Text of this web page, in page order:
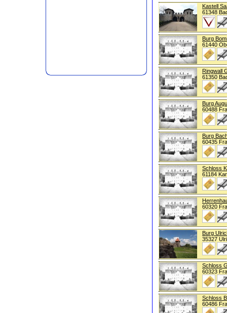
Kastell
61348
Burg
61440
Ringwall
61350
Burg
60488
Burg
60435
Schloss
61184
60320
Burg
35327
Schloss
60323
Schloss
60486